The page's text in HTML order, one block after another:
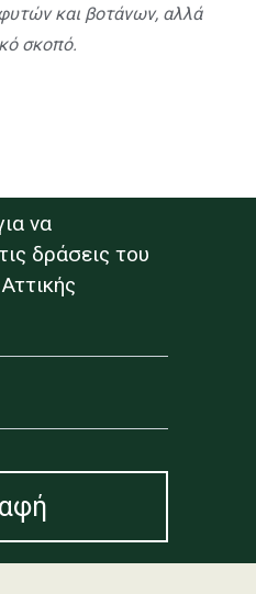
και βοτάνων, αλλά
σκοπό.
να
δράσεις του